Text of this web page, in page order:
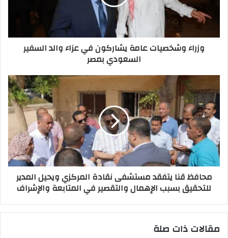
وزراء وشخصيات عامة يشاركون في عزاء والد السفير
السعودي بمصر
محافظ قنا يتفقد مستشفى نقادة المركزي ويحيل المدير
للتحقيق بسبب الإهمال والتقصير في المتابعة والإشراف
مقالات ذات صلة